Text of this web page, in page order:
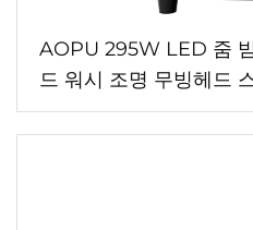
AOPU 295W LED 줌
드 워시 조명 무빙헤드
트